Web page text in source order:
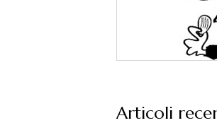
Articoli